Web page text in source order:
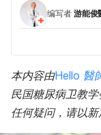
编写者 游能俊
本内容由Hello 醫
民国糖尿病卫教
任何疑问，请以新